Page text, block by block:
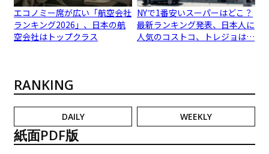
エコノミー席が広い「航空会社
ランキング2026」、日本の航
空会社はトップクラス
NYで1番安いスーパーはどこ？
最新ランキング発表、日本人に
人気のコストコ、トレジョは…
RANKING
DAILY WEEKLY
紙面PDF版